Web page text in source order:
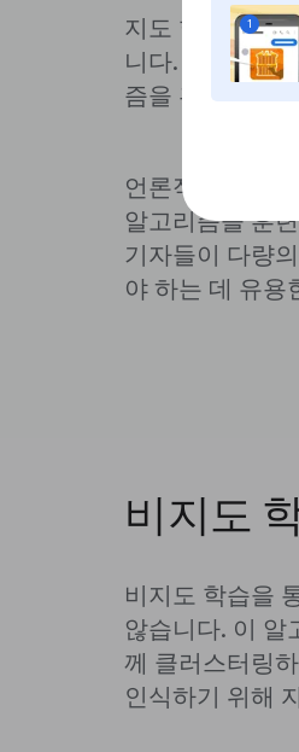
1
지도 학습에서
니다. 이 예제들
즘을 훈련시키
언론적 맥락에
알고리즘을 훈
기자들이 다량
야 하는 데 유용
비지도
비지도 학습을
않습니다. 이 알
께 클러스터링
인식하기 위해